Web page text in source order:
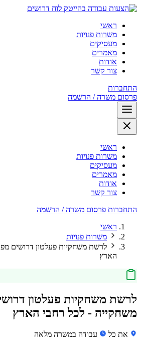
לוח דרושים
ראשי
משרות פנויות
מעסיקים
מאמרים
אודות
צור קשר
התחברות
פרסום משרה / הרשמה
ראשי
משרות פנויות
מעסיקים
מאמרים
אודות
צור קשר
התחברות פרסום משרה / הרשמה
ראשי
משרות פנויות
לרשת משחקיות פעלטון דרושים
הארץ
לרשת משחקיות פעלטון
משחקייה - לכל רחבי הארץ
את כל עבודה במשרה מלאה